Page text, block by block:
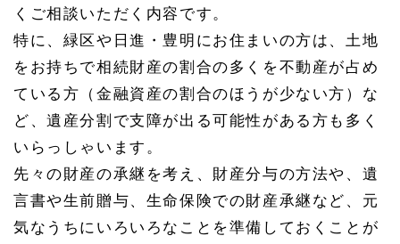
くご相談いただく内容です。
特に、緑区や日進・豊明にお住まいの方は、土地
をお持ちで相続財産の割合の多くを不動産が占め
ている方（金融資産の割合のほうが少ない方）な
ど、遺産分割で支障が出る可能性がある方も多く
いらっしゃいます。
先々の財産の承継を考え、財産分与の方法や、遺
言書や生前贈与、生命保険での財産承継など、元
気なうちにいろいろなことを準備しておくことが